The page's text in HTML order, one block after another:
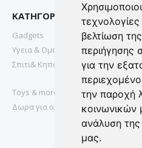
βελτίωση
περιήγησης
για την
την παροχή
κοινωνικών
ανάλυση της
μας.
ΚΑΤΗΓΟΡΙΕΣ
Gadgets
Υγεια & Ομορφια
Σπιτι& Κηπος
Toys & more
Δωρα για ολους